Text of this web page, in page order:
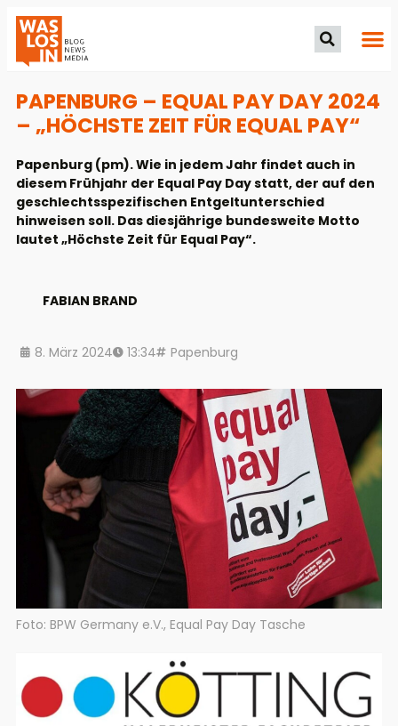
PAPENBURG – EQUAL PAY DAY 2024
– „HÖCHSTE ZEIT FÜR EQUAL PAY“
Papenburg (pm). Wie in jedem Jahr findet auch in
diesem Frühjahr der Equal Pay Day statt, der auf den
geschlechtsspezifischen Entgeltunterschied
hinweisen soll. Das diesjährige bundesweite Motto
lautet „Höchste Zeit für Equal Pay“.
FABIAN BRAND
8. März 2024 13:34 Papenburg
Foto: BPW Germany e.V., Equal Pay Day Tasche